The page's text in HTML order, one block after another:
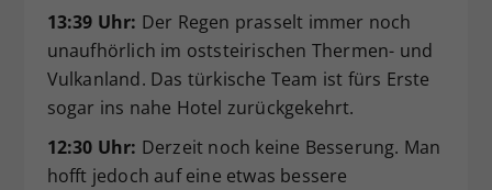
13:39 Uhr: Der Regen prasselt immer noch
unaufhörlich im oststeirischen Thermen- und
Vulkanland. Das türkische Team ist fürs Erste
sogar ins nahe Hotel zurückgekehrt.
12:30 Uhr: Derzeit noch keine Besserung. Man
hofft jedoch auf eine etwas bessere